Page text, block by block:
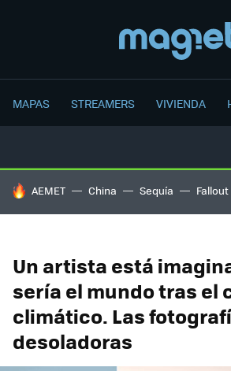
MAPAS STREAMERS VIVIENDA
HOY SE HABLA DE
AEMET China Sequía Fallout
Un artista está
sería el mundo tras el
climático. Las
desoladoras